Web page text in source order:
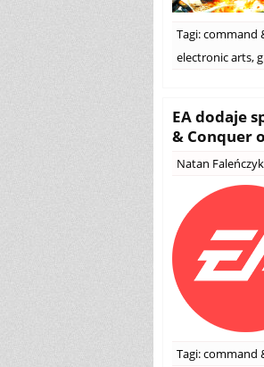
Tagi:command
electronic arts,
EA dodaje
& Conquer
Natan Faleńczyk
Tagi:command